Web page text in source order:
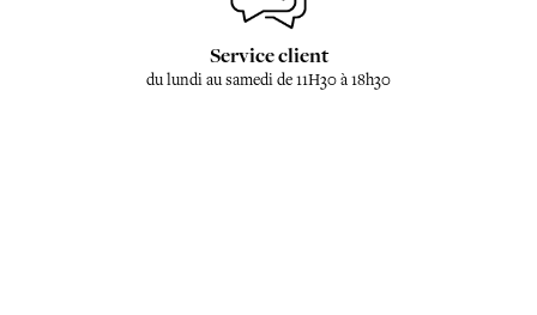
Service client
du lundi au samedi de 11H30 à 18h30